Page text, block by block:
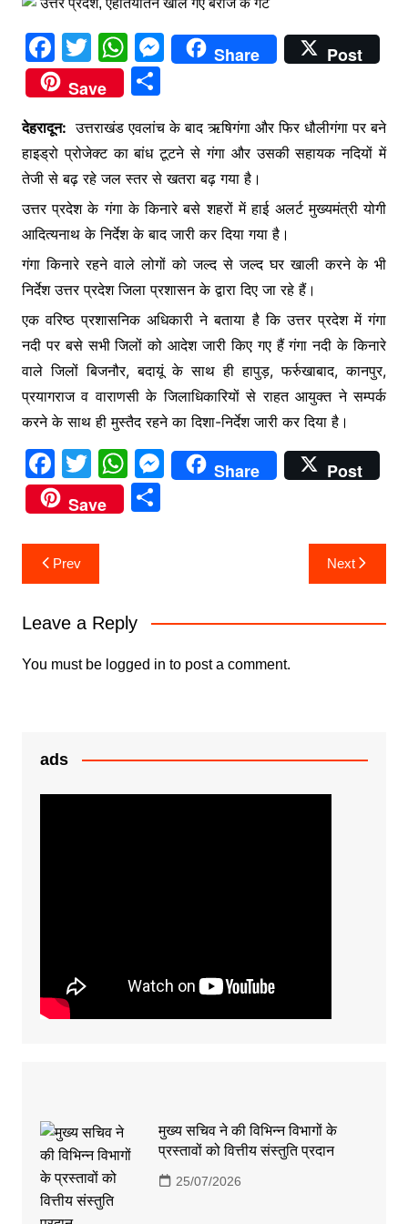
F
a
c
e
b
o
o
k
T
w
itt
er
W
h
at
s
A
p
p
M
e
s
e
n
g
er
Share
Post
Save
S
h
ar
e
देहरादून: उत्तराखंड एवलांच के बाद ऋषिगंगा और फिर धौलीगंगा पर बने
हाइड्रो प्रोजेक्ट का बांध टूटने से गंगा और उसकी सहायक नदियों में
तेजी से बढ़ रहे जल स्तर से खतरा बढ़ गया है।
उत्तर प्रदेश के गंगा के किनारे बसे शहरों में हाई अलर्ट मुख्यमंत्री योगी
आदित्यनाथ के निर्देश के बाद जारी कर दिया गया है।
गंगा किनारे रहने वाले लोगों को जल्द से जल्द घर खाली करने के भी
निर्देश उत्तर प्रदेश जिला प्रशासन के द्वारा दिए जा रहे हैं।
एक वरिष्ठ प्रशासनिक अधिकारी ने बताया है कि उत्तर प्रदेश में गंगा
नदी पर बसे सभी जिलों को आदेश जारी किए गए हैं गंगा नदी के किनारे
वाले जिलों बिजनौर, बदायूं के साथ ही हापुड़, फर्रुखाबाद, कानपुर,
प्रयागराज व वाराणसी के जिलाधिकारियों से राहत आयुक्त ने सम्पर्क
करने के साथ ही मुस्तैद रहने का दिशा-निर्देश जारी कर दिया है।
F
a
c
e
b
o
k
T
w
itt
er
W
h
at
p
p
M
e
er
Share
Post
Save
S
Post
navigation
Prev Next
Leave a Reply
You must be logged in to post a comment.
ads
मुख्य सचिव ने की विभिन्न विभागों के
प्रस्तावों को वित्तीय संस्तुति प्रदान
25/07/2026